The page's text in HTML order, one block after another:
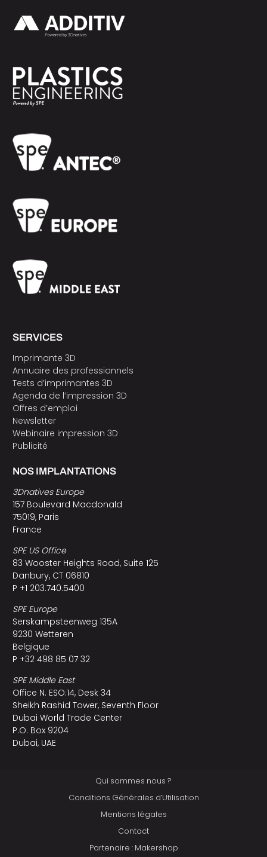
SERVICES
Imprimante 3D
Annuaire des professionnels
Tests d’imprimantes 3D
Agenda de l’impression 3D
Offres d’emploi
Newsletter
Webinaire impression 3D
Publicité
NOS IMPLANTATIONS
3Dnatives Europe
157 Boulevard Macdonald
75019, Paris
France
SPE US Office
83 Wooster Heights Road, Suite 125
Danbury, CT 06810
P +1 203.740.5400
SPE Europe
Serskampsteenweg 135A
9230 Wetteren
Belgique
P +32 498 85 07 32
SPE Middle East
Office N. ESO:14, Desk 34
Sheikh Rashid Tower, Seventh Floor
Dubai World Trade Center
P.O. Box 9204
Dubai, UAE
Qui sommes nous ?
Conditions Générales d’Utilisation
Mentions légales
Contact
Partenaire : Makershop